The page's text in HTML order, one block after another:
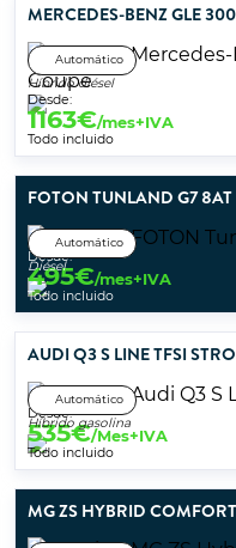
MERCEDES-BENZ GLE
Automático
Híbrido diésel
Desde:
1163€/mes+IVA
Todo incluido
FOTON TUNLAND G7 8AT
Automático
Diésel
Desde:
495€/mes+IVA
Todo incluido
AUDI Q3 S LINE TFSI
Automático
Híbrido gasolina
Desde:
535€/Mes+IVA
Todo incluido
MG ZS HYBRID COMFORT